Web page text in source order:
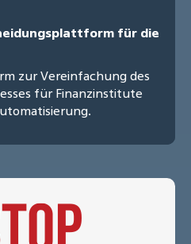
für die
zur Vereinfachung des
für Finanzinstitute